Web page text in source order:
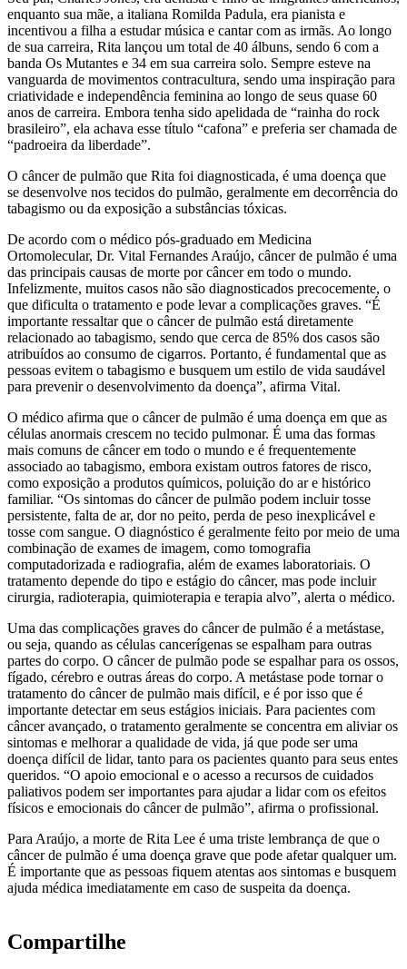
enquanto sua mãe, a italiana Romilda Padula, era pianista e
incentivou a filha a estudar música e cantar com as irmãs. Ao longo
de sua carreira, Rita lançou um total de 40 álbuns, sendo 6 com a
banda Os Mutantes e 34 em sua carreira solo. Sempre esteve na
vanguarda de movimentos contracultura, sendo uma inspiração para
criatividade e independência feminina ao longo de seus quase 60
anos de carreira. Embora tenha sido apelidada de “rainha do rock
brasileiro”, ela achava esse título “cafona” e preferia ser chamada de
“padroeira da liberdade”.
O câncer de pulmão que Rita foi diagnosticada, é uma doença que
se desenvolve nos tecidos do pulmão, geralmente em decorrência do
tabagismo ou da exposição a substâncias tóxicas.
De acordo com o médico pós-graduado em Medicina
Ortomolecular, Dr. Vital Fernandes Araújo, câncer de pulmão é uma
das principais causas de morte por câncer em todo o mundo.
Infelizmente, muitos casos não são diagnosticados precocemente, o
que dificulta o tratamento e pode levar a complicações graves. “É
importante ressaltar que o câncer de pulmão está diretamente
relacionado ao tabagismo, sendo que cerca de 85% dos casos são
atribuídos ao consumo de cigarros. Portanto, é fundamental que as
pessoas evitem o tabagismo e busquem um estilo de vida saudável
para prevenir o desenvolvimento da doença”, afirma Vital.
O médico afirma que o câncer de pulmão é uma doença em que as
células anormais crescem no tecido pulmonar. É uma das formas
mais comuns de câncer em todo o mundo e é frequentemente
associado ao tabagismo, embora existam outros fatores de risco,
como exposição a produtos químicos, poluição do ar e histórico
familiar. “Os sintomas do câncer de pulmão podem incluir tosse
persistente, falta de ar, dor no peito, perda de peso inexplicável e
tosse com sangue. O diagnóstico é geralmente feito por meio de uma
combinação de exames de imagem, como tomografia
computadorizada e radiografia, além de exames laboratoriais. O
tratamento depende do tipo e estágio do câncer, mas pode incluir
cirurgia, radioterapia, quimioterapia e terapia alvo”, alerta o médico.
Uma das complicações graves do câncer de pulmão é a metástase,
ou seja, quando as células cancerígenas se espalham para outras
partes do corpo. O câncer de pulmão pode se espalhar para os ossos,
fígado, cérebro e outras áreas do corpo. A metástase pode tornar o
tratamento do câncer de pulmão mais difícil, e é por isso que é
importante detectar em seus estágios iniciais. Para pacientes com
câncer avançado, o tratamento geralmente se concentra em aliviar os
sintomas e melhorar a qualidade de vida, já que pode ser uma
doença difícil de lidar, tanto para os pacientes quanto para seus entes
queridos. “O apoio emocional e o acesso a recursos de cuidados
paliativos podem ser importantes para ajudar a lidar com os efeitos
físicos e emocionais do câncer de pulmão”, afirma o profissional.
Para Araújo, a morte de Rita Lee é uma triste lembrança de que o
câncer de pulmão é uma doença grave que pode afetar qualquer um.
É importante que as pessoas fiquem atentas aos sintomas e busquem
ajuda médica imediatamente em caso de suspeita da doença.
Compartilhe